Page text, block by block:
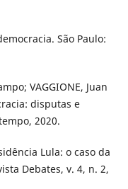
São Paulo:
VAGGIONE, Juan
disputas e
2020.
Lula: o caso da
Debates, v. 4, n. 2,